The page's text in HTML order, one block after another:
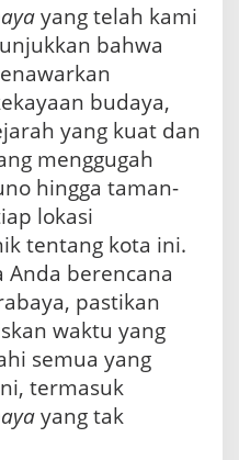
yang telah kami
bahwa
budaya,
yang kuat dan
menggugah
hingga taman-
lokasi
tentang kota ini.
berencana
pastikan
waktu yang
semua yang
termasuk
yang tak